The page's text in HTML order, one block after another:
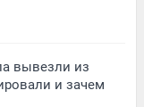
вывезли из
и зачем